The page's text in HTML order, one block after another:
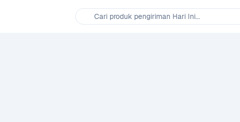
Cari produk pengiriman Hari Ini...